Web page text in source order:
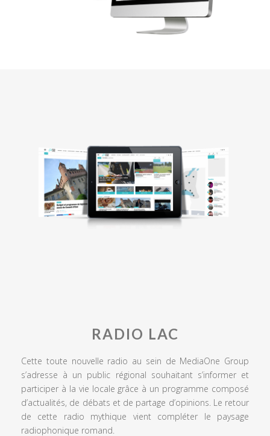
RADIO LAC
Cette toute nouvelle radio au sein de MediaOne Group
s’adresse à un public régional souhaitant s’informer et
participer à la vie locale grâce à un programme composé
d’actualités, de débats et de partage d’opinions. Le retour
de cette radio mythique vient compléter le paysage
radiophonique romand.